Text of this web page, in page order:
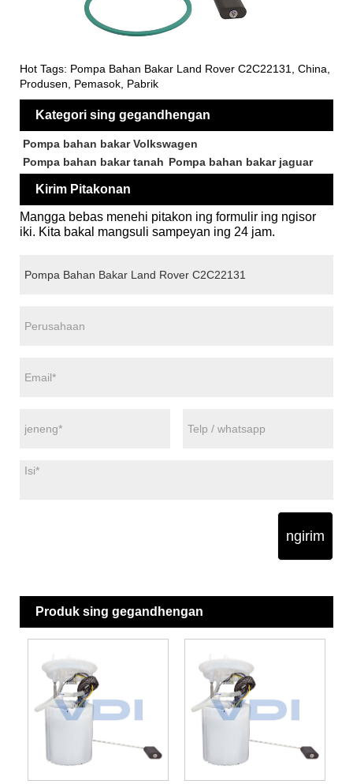
Hot Tags: Pompa Bahan Bakar Land Rover C2C22131, China,
Produsen, Pemasok, Pabrik
Kategori sing gegandhengan
Pompa bahan bakar Volkswagen
Pompa bahan bakar tanah Pompa bahan bakar jaguar
Kirim Pitakonan
Mangga bebas menehi pitakon ing formulir ing ngisor
iki. Kita bakal mangsuli sampeyan ing 24 jam.
ngirim
Produk sing gegandhengan